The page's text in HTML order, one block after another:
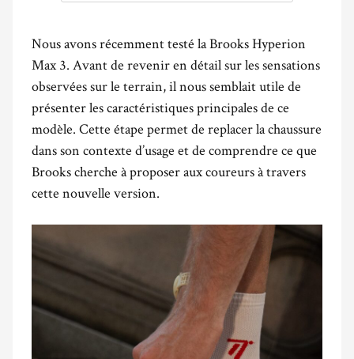
Nous avons récemment testé la Brooks Hyperion
Max 3. Avant de revenir en détail sur les sensations
observées sur le terrain, il nous semblait utile de
présenter les caractéristiques principales de ce
modèle. Cette étape permet de replacer la chaussure
dans son contexte d’usage et de comprendre ce que
Brooks cherche à proposer aux coureurs à travers
cette nouvelle version.